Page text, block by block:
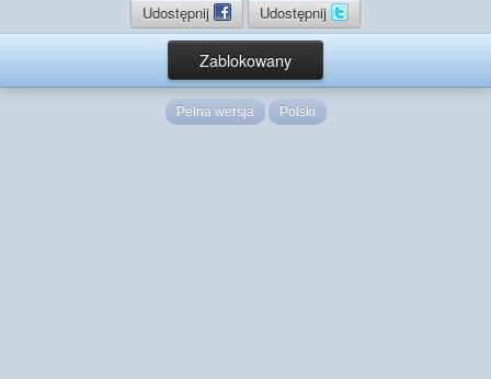
Udostępnij Udostępnij
Zablokowany
Pełna wersja Polski